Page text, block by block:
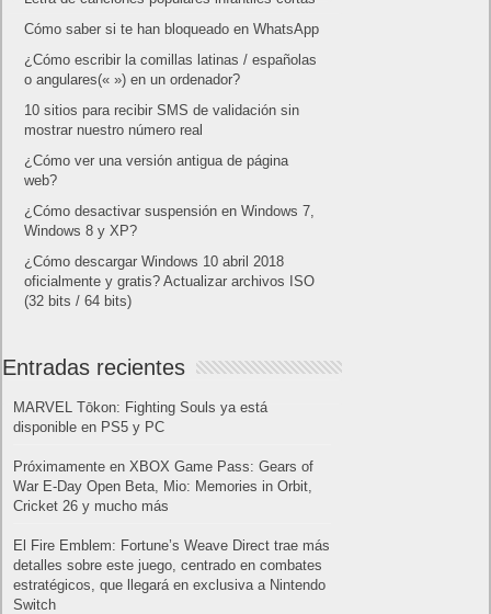
Cómo saber si te han bloqueado en WhatsApp
¿Cómo escribir la comillas latinas / españolas
o angulares(« ») en un ordenador?
10 sitios para recibir SMS de validación sin
mostrar nuestro número real
¿Cómo ver una versión antigua de página
web?
¿Cómo desactivar suspensión en Windows 7,
Windows 8 y XP?
¿Cómo descargar Windows 10 abril 2018
oficialmente y gratis? Actualizar archivos ISO
(32 bits / 64 bits)
Entradas recientes
MARVEL Tōkon: Fighting Souls ya está
disponible en PS5 y PC
Próximamente en XBOX Game Pass: Gears of
War E-Day Open Beta, Mio: Memories in Orbit,
Cricket 26 y mucho más
El Fire Emblem: Fortune’s Weave Direct trae más
detalles sobre este juego, centrado en combates
estratégicos, que llegará en exclusiva a Nintendo
Switch